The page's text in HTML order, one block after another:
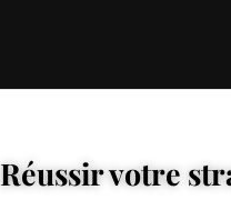
Réussir votre